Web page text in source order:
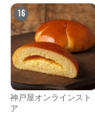
16
神戸屋オンラインスト
ア